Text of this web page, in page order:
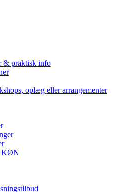
& praktisk info
oplæg eller arrangementer
KØN